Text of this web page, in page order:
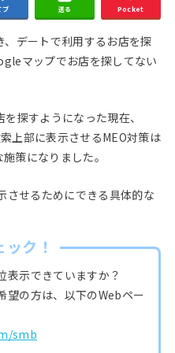
ブ 送る Pocket
デートで利用するお店を探
マップでお店を探してない
探すようになった現在、
上部に表示させるMEO対策は
策になりました。
させるためにできる具体的な
ク！
表示できていますか？
望の方は、以下のWebペー
smb